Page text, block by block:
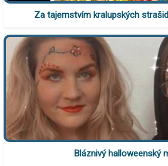
Za tajemstvím kralupských
Bláznivý halloweenský